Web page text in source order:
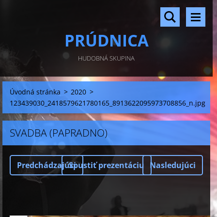
PRÚDNICA
HUDOBNÁ SKUPINA
Úvodná stránka > 2020 >
123439030_2418579621780165_8913622095973708856_n.jpg
SVADBA (PAPRADNO)
PredchádzajúciSpustiť prezentáciu Nasledujúci